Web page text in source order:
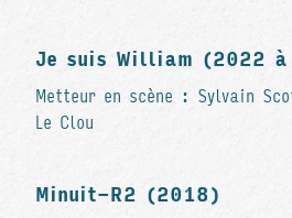
Je suis William (2022
Metteur en scène : Sylvain
Le Clou
Minuit-R2 (2018)